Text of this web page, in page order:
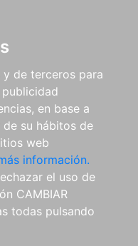
de terceros para
en base a
su hábitos de
web
información.
el uso de
CAMBIAR
todas pulsando